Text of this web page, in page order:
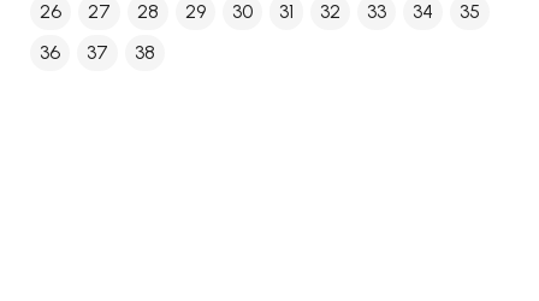
26 27 28 29 30 31 32 33 34
35
36
37 38